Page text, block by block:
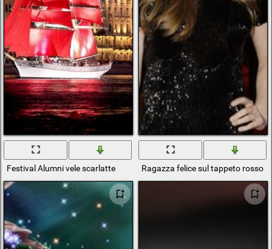
Festival Alumni vele scarlatte Ragazza felice sul tappeto rosso